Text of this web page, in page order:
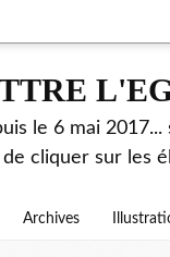
le 6 mai
de cliquer sur les
Archives